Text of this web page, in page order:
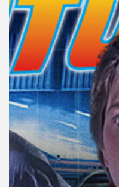
เพลง
บทความ
ข่าว
และ
กิจกรรม